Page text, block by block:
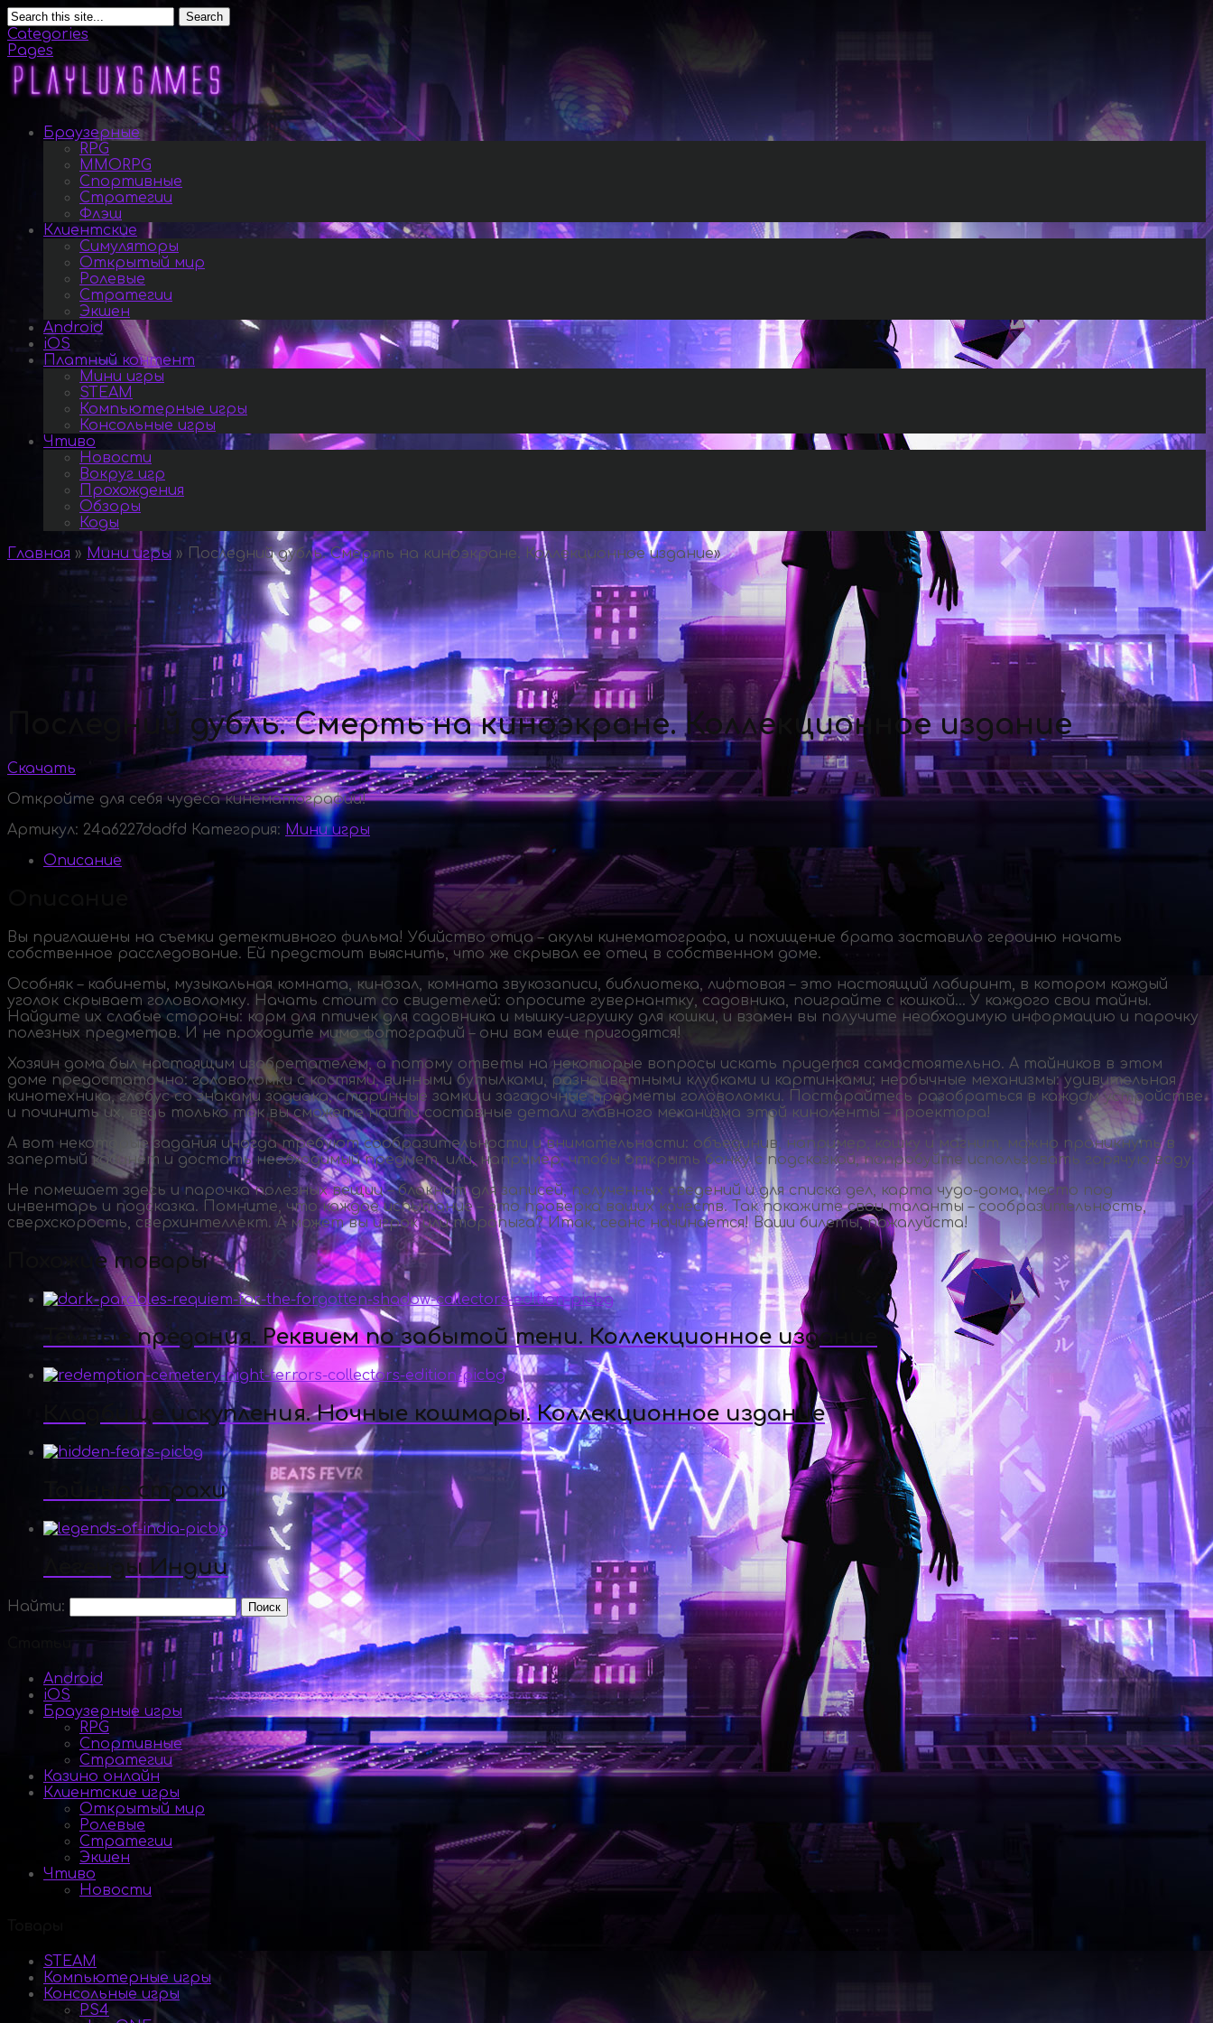
Search
Categories
Pages
Браузерные
RPG
MMORPG
Спортивные
Стратегии
Флэш
Клиентские
Симуляторы
Открытый мир
Ролевые
Стратегии
Экшен
Android
iOS
Платный контент
Мини игры
STEAM
Компьютерные игры
Консольные игры
Чтиво
Новости
Вокруг игр
Прохождения
Обзоры
Коды
Главная » Мини игры » Последний дубль. Смерть на киноэкране. Коллекционное издание»
Последний дубль. Смерть на киноэкране. Коллекционное издание
Скачать
Откройте для себя чудеса кинематографии!
Артикул: 24a6227dadfd Категория: Мини игры
Описание
Вы приглашены на съемки детективного фильма! Убийство отца – акулы кинематографа, и похищение брата заставило героиню начать
собственное расследование. Ей предстоит выяснить, что же скрывал ее отец в собственном доме.
Особняк – кабинеты, музыкальная комната, кинозал, комната звукозаписи, библиотека, лифтовая – это настоящий лабиринт, в котором каждый
уголок скрывает головоломку. Начать стоит со свидетелей: опросите гувернантку, садовника, поиграйте с кошкой… У каждого свои тайны.
Найдите их слабые стороны: корм для птичек для садовника и мышку-игрушку для кошки, и взамен вы получите необходимую информацию и парочку
полезных предметов. И не проходите мимо фотографий – они вам еще пригодятся!
Хозяин дома был настоящим изобретателем, а потому ответы на некоторые вопросы искать придется самостоятельно. А тайников в этом
доме предостаточно: головоломки с костями, винными бутылками, разноцветными клубками и картинками; необычные механизмы: удивительная
кинотехника, глобус со знаками зодиака, старинные замки и загадочные предметы головоломки. Постарайтесь разобраться в каждом устройстве
и починить их, ведь только так вы сможете найти составные детали главного механизма этой киноленты – проектора!
А вот некоторые задания иногда требуют сообразительности и внимательности: объединив, например, кошку и магнит, можно проникнуть в
запертый кабинет и достать необходимый предмет, или, например, чтобы открыть банку с подсказкой, попробуйте использовать горячую воду.
Не помешает здесь и парочка полезных вещиц – блокнот для записей, полученных сведений и для списка дел, карта чудо-дома, место под
инвентарь и подсказка. Помните, что каждое испытание – это проверка ваших качеств. Так покажите свои таланты – сообразительность,
сверхскорость, сверхинтеллект. А может вы игрок или торопыга? Итак, сеанс начинается! Ваши билеты, пожалуйста!
Похожие товары
Темные предания. Реквием по забытой тени. Коллекционное издание
Кладбище искупления. Ночные кошмары. Коллекционное издание
Тайные страхи
Легенды Индии
Найти:
Android
iOS
Браузерные игры
RPG
Спортивные
Стратегии
Казино онлайн
Клиентские игры
Открытый мир
Ролевые
Стратегии
Экшен
Чтиво
Новости
STEAM
Компьютерные игры
Консольные игры
PS4